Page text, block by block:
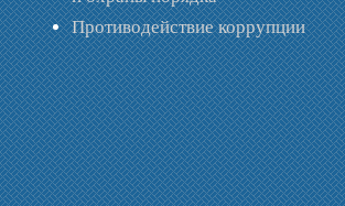
Противодействие коррупции